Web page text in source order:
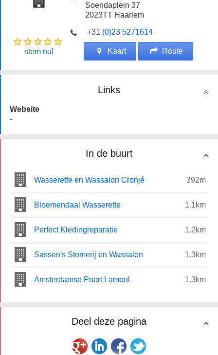
Soendaplein 37
2023TT Haarlem
+31 (0)23 5271614
stem nu! Kaart Route
Links
Website
-
In de buurt
Wasserette en Wassalon Cronjé 392m
Bloemendaal Wasserette 1.1km
Perfect Kledingreparatie 1.2km
Sassen's Stomerij en Wassalon 1.3km
Amsterdamse Poort Lamool 1.3km
Deel deze pagina